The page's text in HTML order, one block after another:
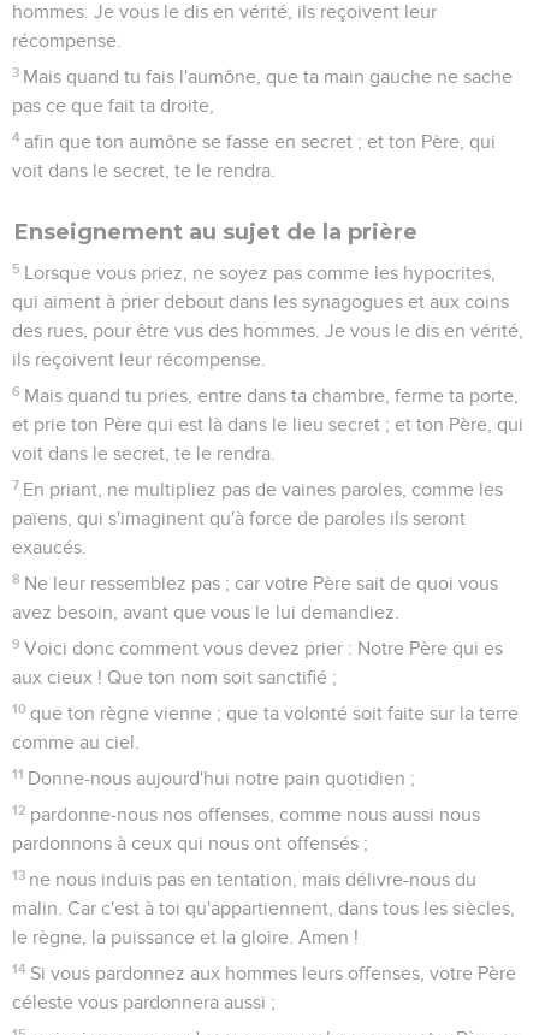
hommes. Je vous le dis en vérité, ils reçoivent leur
récompense.
3 Mais quand tu fais l'aumône, que ta main gauche ne sache
pas ce que fait ta droite,
4 afin que ton aumône se fasse en secret ; et ton Père, qui
voit dans le secret, te le rendra.
Enseignement au sujet de la prière
5 Lorsque vous priez, ne soyez pas comme les hypocrites,
qui aiment à prier debout dans les synagogues et aux coins
des rues, pour être vus des hommes. Je vous le dis en vérité,
ils reçoivent leur récompense.
6 Mais quand tu pries, entre dans ta chambre, ferme ta porte,
et prie ton Père qui est là dans le lieu secret ; et ton Père, qui
voit dans le secret, te le rendra.
7 En priant, ne multipliez pas de vaines paroles, comme les
païens, qui s'imaginent qu'à force de paroles ils seront
exaucés.
8 Ne leur ressemblez pas ; car votre Père sait de quoi vous
avez besoin, avant que vous le lui demandiez.
9 Voici donc comment vous devez prier : Notre Père qui es
aux cieux ! Que ton nom soit sanctifié ;
10 que ton règne vienne ; que ta volonté soit faite sur la terre
comme au ciel.
11 Donne-nous aujourd'hui notre pain quotidien ;
12 pardonne-nous nos offenses, comme nous aussi nous
pardonnons à ceux qui nous ont offensés ;
13 ne nous induis pas en tentation, mais délivre-nous du
malin. Car c'est à toi qu'appartiennent, dans tous les siècles,
le règne, la puissance et la gloire. Amen !
14 Si vous pardonnez aux hommes leurs offenses, votre Père
céleste vous pardonnera aussi ;